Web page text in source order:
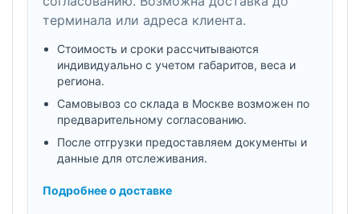
терминала или адреса клиента.
Стоимость и сроки рассчитываются
индивидуально с учетом габаритов, веса и
региона.
Самовывоз со склада в Москве возможен по
предварительному согласованию.
После отгрузки предоставляем документы и
данные для отслеживания.
Подробнее о доставке